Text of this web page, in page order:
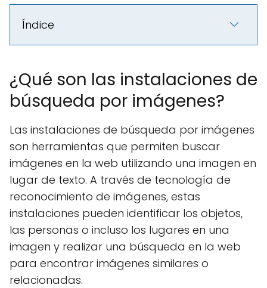
Índice
¿Qué son las instalaciones de
búsqueda por imágenes?
Las instalaciones de búsqueda por imágenes
son herramientas que permiten buscar
imágenes en la web utilizando una imagen en
lugar de texto. A través de tecnología de
reconocimiento de imágenes, estas
instalaciones pueden identificar los objetos,
las personas o incluso los lugares en una
imagen y realizar una búsqueda en la web
para encontrar imágenes similares o
relacionadas.